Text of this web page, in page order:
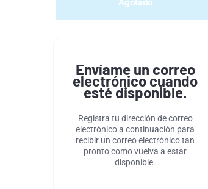
Envíame un correo
electrónico cuando
esté disponible.
Registra tu dirección de correo
electrónico a continuación para
recibir un correo electrónico tan
pronto como vuelva a estar
disponible.